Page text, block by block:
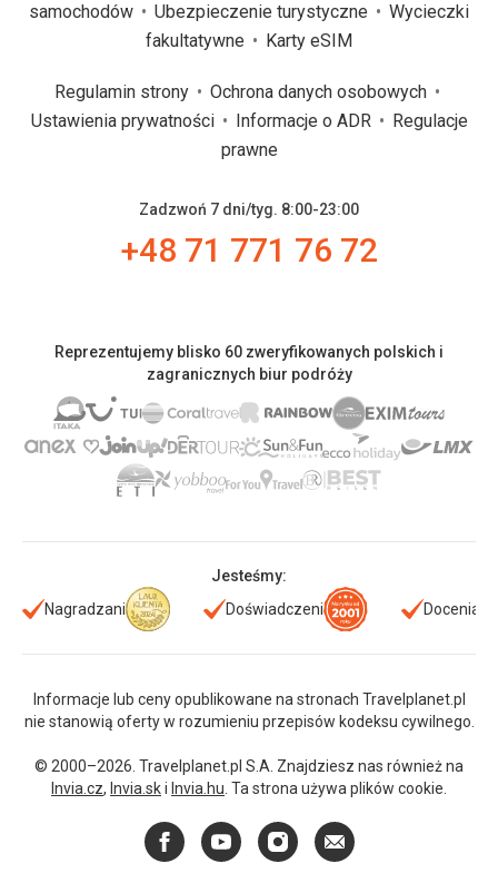
samochodów
Ubezpieczenie turystyczne
Wycieczki
fakultatywne
Karty eSIM
Regulamin strony
Ochrona danych osobowych
Ustawienia prywatności
Informacje o ADR
Regulacje
prawne
Zadzwoń 7 dni/tyg. 8:00-23:00
+48 71 771 76 72
Reprezentujemy blisko 60 zweryfikowanych polskich i
zagranicznych biur podróży
Jesteśmy:
Nagradzani
Doświadczeni Doceniani
Informacje lub ceny opublikowane na stronach Travelplanet.pl
nie stanowią oferty w rozumieniu przepisów kodeksu cywilnego.
© 2000–2026. Travelplanet.pl S.A. Znajdziesz nas również na
Invia.cz, Invia.ski Invia.hu . Ta strona używa plików cookie.
FacebookYouTubeInstagram
E-